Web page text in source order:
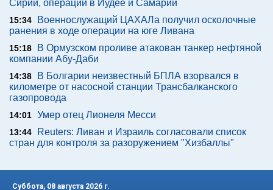
Сирии, операции в Иудее и Самарии
15:34
Военнослужащий ЦАХАЛа получил осколочные
ранения в ходе операции на юге Ливана
15:18
В Ормузском проливе атакован танкер нефтяной
компании Абу-Даби
14:38
В Болгарии неизвестный БПЛА взорвался в
километре от насосной станции Трансбалканского
газопровода
14:01 Умер отец Лионеля Месси
13:44
Reuters: Ливан и Израиль согласовали список
стран для контроля за разоружением "Хизбаллы"
Суббота, 08 августа 2026 г.